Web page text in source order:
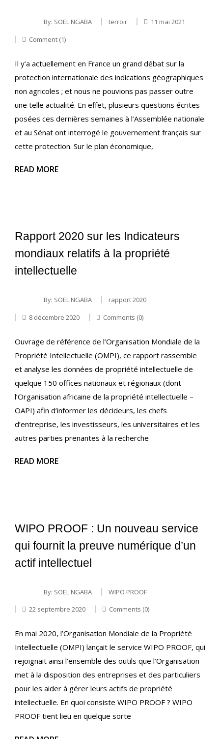
By: SOEL NGABA terroir
11 mai 2021
Comment (1)
Il y’a actuellement en France un grand débat sur la
protection internationale des indications géographiques
non agricoles ; et nous ne pouvions pas passer outre
une telle actualité. En effet, plusieurs questions écrites
posées ces dernières semaines à l’Assemblée nationale
et au Sénat ont interrogé le gouvernement français sur
cette protection. Sur le plan économique,
READ MORE
Rapport 2020 sur les Indicateurs
mondiaux relatifs à la propriété
intellectuelle
By: SOEL NGABA
rapport 2020
8 décembre 2020
Comments (0)
Ouvrage de référence de l’Organisation Mondiale de la
Propriété Intellectuelle (OMPI), ce rapport rassemble
et analyse les données de propriété intellectuelle de
quelque 150 offices nationaux et régionaux (dont
l’Organisation africaine de la propriété intellectuelle –
OAPI) afin d’informer les décideurs, les chefs
d’entreprise, les investisseurs, les universitaires et les
autres parties prenantes à la recherche
READ MORE
WIPO PROOF : Un nouveau service
qui fournit la preuve numérique d’un
actif intellectuel
By: SOEL NGABA
WIPO PROOF
22 septembre 2020
Comments (0)
En mai 2020, l’Organisation Mondiale de la Propriété
Intellectuelle (OMPI) lançait le service WIPO PROOF, qui
rejoignait ainsi l’ensemble des outils que l’Organisation
met à la disposition des entreprises et des particuliers
pour les aider à gérer leurs actifs de propriété
intellectuelle. En quoi consiste WIPO PROOF ? WIPO
PROOF tient lieu en quelque sorte